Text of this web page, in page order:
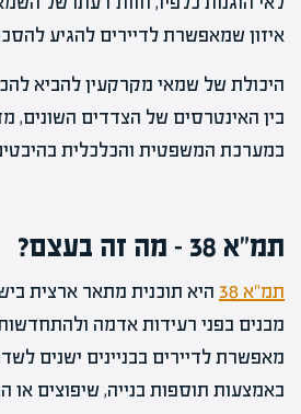
איזון שמאפשרת לדיירים להגיע
היכולת של שמאי מקרקעין להביא
בין האינטרסים של הצדדים השונים,
במערכת המשפטית והכלכלית
תמ"א 38 – מה זה בעצם?
תמ"א 38
היא תוכנית מתאר ארצית
מבנים בפני רעידות אדמה ולהתחדשות
מאפשרת לדיירים בבניינים ישנים
באמצעות תוספות בנייה, שיפוצים או